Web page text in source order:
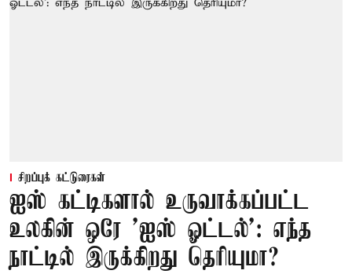
சிறப்புக் கட்டுரைகள்
ஐஸ் கட்டிகளால் உருவாக்கப்பட்ட
உலகின் ஒரே 'ஐஸ் ஓட்டல்': எந்த
நாட்டில் இருக்கிறது தெரியுமா?